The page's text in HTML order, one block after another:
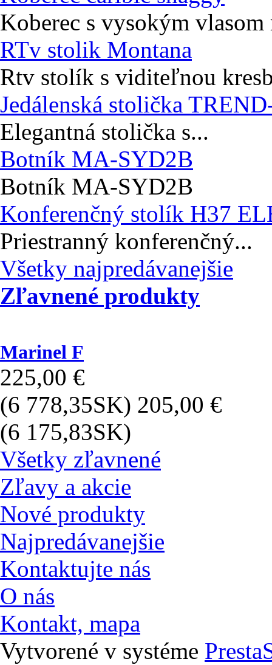
Koberec s vysokým
RTv stolik Montana
Rtv stolík s viditeľnou
Jedálenská stolička
Elegantná stolička s...
Botník MA-SYD2B
Botník MA-SYD2B
Konferenčný stolík H37
Priestranný konferenčný...
Všetky najpredávanejšie
Zľavnené produkty
Marinel F
225,00 €
(6 778,35SK) 205,00 €
(6 175,83SK)
Všetky zľavnené
Zľavy a akcie
Nové produkty
Najpredávanejšie
Kontaktujte nás
O nás
Kontakt, mapa
Vytvorené v systéme